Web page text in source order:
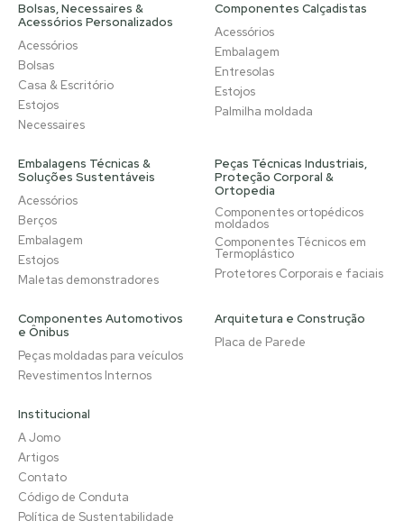
Bolsas, Necessaires &
Acessórios Personalizados
Acessórios
Bolsas
Casa & Escritório
Estojos
Necessaires
Componentes Calçadistas
Acessórios
Embalagem
Entresolas
Estojos
Palmilha moldada
Embalagens Técnicas &
Soluções Sustentáveis
Acessórios
Berços
Embalagem
Estojos
Maletas demonstradores
Peças Técnicas Industriais,
Proteção Corporal &
Ortopedia
Componentes ortopédicos
moldados
Componentes Técnicos em
Termoplástico
Protetores Corporais e faciais
Componentes Automotivos
e Ônibus
Peças moldadas para veículos
Revestimentos Internos
Arquitetura e Construção
Placa de Parede
Institucional
A Jomo
Artigos
Contato
Código de Conduta
Política de Sustentabilidade